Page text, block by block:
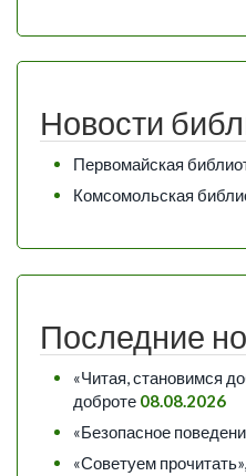
Новости
Первомайская
Комсомольская
Последние
«Читая, становимся
доброте 08.08.2026
«Безопасное
«Советуем